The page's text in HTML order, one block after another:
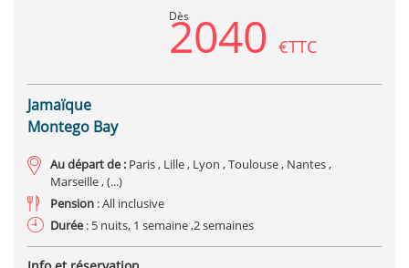
Dès
2040€TTC
Jamaïque
Montego Bay
Au départ de : Paris , Lille , Lyon , Toulouse , Nantes ,
Marseille , (...)
Pension : All inclusive
Durée : 5 nuits, 1 semaine ,2 semaines